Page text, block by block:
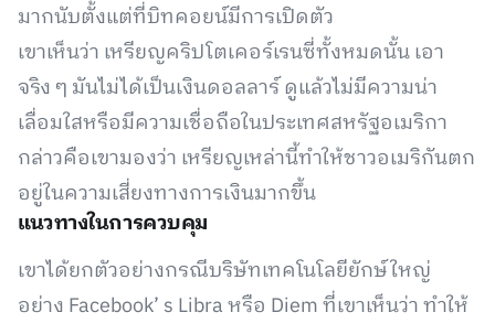
มากนับตั้งแต่ที่บิทคอยน์มีการเปิดตัว
เขาเห็นว่า เหรียญคริปโตเคอร์เรนซี่ทั้งหมดนั้น เอา
จริง ๆ มันไม่ได้เป็นเงินดอลลาร์ ดูแล้วไม่มีความน่า
เลื่อมใสหรือมีความเชื่อถือในประเทศสหรัฐอเมริกา
กล่าวคือเขามองว่า เหรียญเหล่านี้ทำให้ชาวอเมริกันตก
อยู่ในความเสี่ยงทางการเงินมากขึ้น
แนวทางในการควบคุม
เขาได้ยกตัวอย่างกรณีบริษัทเทคโนโลยียักษ์ใหญ่
อย่าง Facebook’ s Libra หรือ Diem ที่เขาเห็นว่า ทำให้